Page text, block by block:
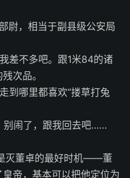
尉，相当于副县级公安局
差不多吧。跟1米84的诸
次品。
到哪里都喜欢“搂草打兔
别闹了，跟我回去吧……
灭董卓的最好时机——董
帝，基本可以把他定位为